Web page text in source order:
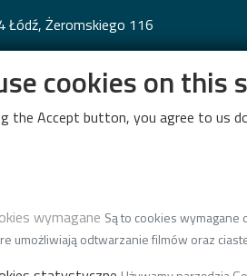
Łódź, Żeromskiego 116
42 631-31-17
cookies on this
the Accept button, you agree to us
wymagane Są to cookies wymagane
umożliwiają odtwarzanie filmów oraz